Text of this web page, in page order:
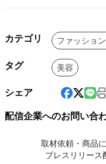
カテゴリ ファッショ
タグ 美容
シェア
配信企業へのお問い合
取材依頼・商品
プレスリリース